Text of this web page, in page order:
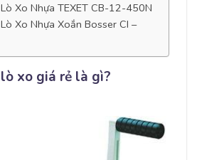
Xo Nhựa TEXET CB-12-450N
Xo Nhựa Xoắn Bosser CI –
xo giá rẻ là gì?